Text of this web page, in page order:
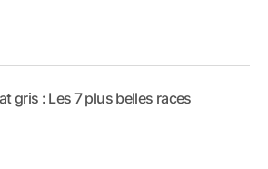
gris : Les 7 plus belles races